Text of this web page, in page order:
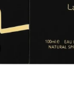
to enlarge